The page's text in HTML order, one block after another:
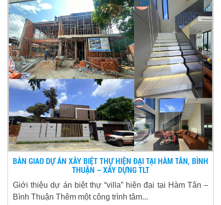
BÀN GIAO DỰ ÁN XÂY BIỆT THỰ HIỆN ĐẠI TẠI HÀM TÂN, BÌNH
THUẬN – XÂY DỰNG TLT
Giới thiệu dự án biệt thự “villa” hiện đại tại Hàm Tân –
Bình Thuận Thêm một công trình tâm...